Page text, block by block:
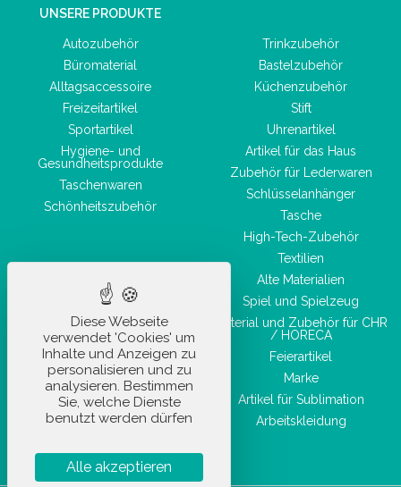
UNSERE PRODUKTE
Autozubehör
Büromaterial
Alltagsaccessoire
Freizeitartikel
Sportartikel
Hygiene- und
Gesundheitsprodukte
Taschenwaren
Schönheitszubehör
Trinkzubehör
Bastelzubehör
Küchenzubehör
Stift
Uhrenartikel
Artikel für das Haus
Zubehör für Lederwaren
Schlüsselanhänger
Tasche
High-Tech-Zubehör
Textilien
Alte Materialien
Spiel und Spielzeug
Material und Zubehör für CHR
/ HORECA
Feierartikel
Marke
Artikel für Sublimation
Arbeitskleidung
Diese Webseite
verwendet 'Cookies' um
Inhalte und Anzeigen zu
personalisieren und zu
analysieren. Bestimmen
Sie, welche Dienste
benutzt werden dürfen
Alle akzeptieren